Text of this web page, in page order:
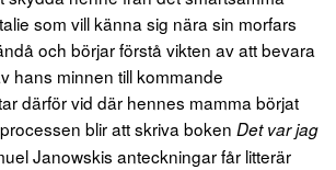
som vill känna sig nära sin morfars
och börjar förstå vikten av att bevara
hans minnen till kommande
därför vid där hennes mamma börjat
blir att skriva boken Det var jag
Janowskis anteckningar får litterär